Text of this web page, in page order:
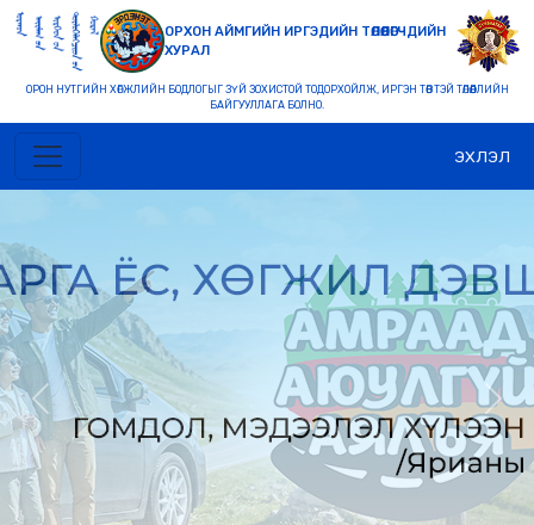
ОРХОН АЙМГИЙН ИРГЭДИЙН ТӨЛӨӨЛӨГЧДИЙН
ХУРАЛ
ОРОН НУТГИЙН ХӨГЖЛИЙН БОДЛОГЫГ ЗҮЙ ЗОХИСТОЙ ТОДОРХОЙЛЖ, ИРГЭН ТӨВТЭЙ ТӨЛӨӨЛЛИЙН
БАЙГУУЛЛАГА БОЛНО.
ЭХЛЭЛ
Previous Next